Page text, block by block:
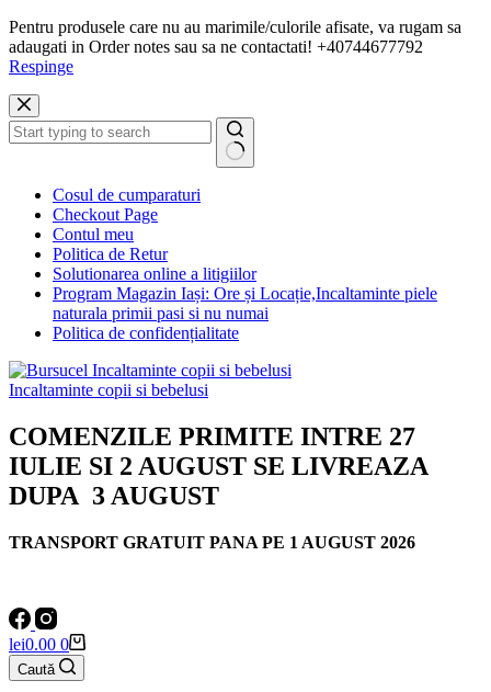
Pentru produsele care nu au marimile/culorile afisate, va rugam sa
adaugati in Order notes sau sa ne contactati! +40744677792
Respinge
Sari
la
conținut
rezultatCosul de cumparaturi
Checkout Page
Contul meu
Politica de Retur
Solutionarea online a litigiilor
Program Magazin Iași: Ore și Locație,Incaltaminte piele
naturala primii pasi si nu numai
Politica de confidențialitate
Incaltaminte copii si bebelusi
COMENZILE PRIMITE INTRE 27
IULIE SI 2 AUGUST SE LIVREAZA
DUPA 3 AUGUST
TRANSPORT GRATUIT PANA PE 1 AUGUST 2026
Coș
de
cumpărături
lei0.00 0
Caută